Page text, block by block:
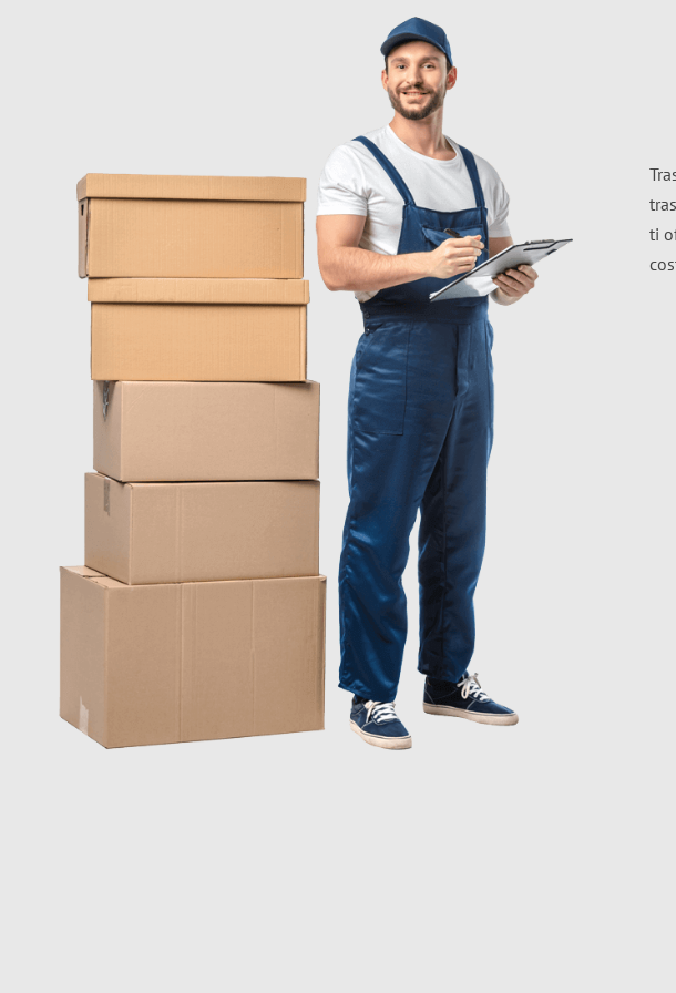
ti